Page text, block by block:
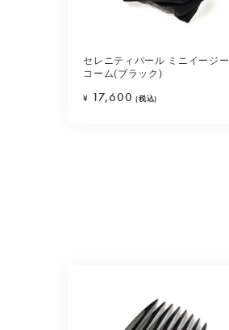
セレニティパール ミニイージー
コーム(ブラック)
¥ 17,600 (税込)